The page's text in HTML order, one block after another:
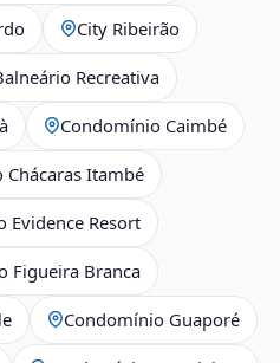
City Ribeirão
Recreativa
Condomínio Caimbé
Itambé
Evidence Resort
Figueira Branca
Condomínio Guaporé